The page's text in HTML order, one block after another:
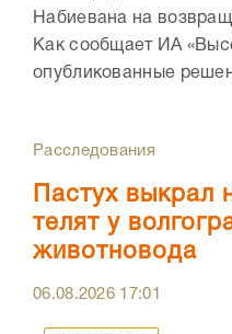
Набиевана на
Как сообщает ИА
опубликованные
Расследования
Пастух
телят у
животновода
06.08.2026 17:01